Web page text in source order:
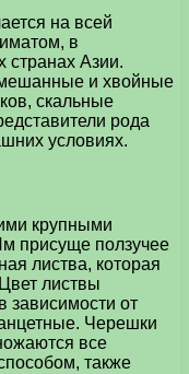
на всей
в
странах Азии.
и хвойные
скальные
рода
условиях.
крупными
присуще ползучее
листва, которая
листвы
зависимости от
Черешки
все
также